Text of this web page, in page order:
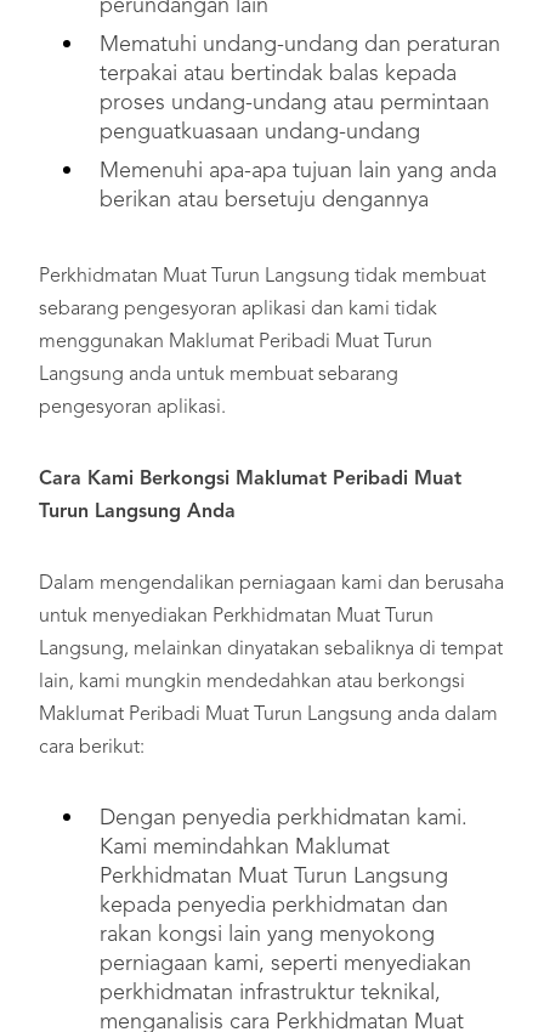
perundangan lain
Mematuhi undang-undang dan peraturan
terpakai atau bertindak balas kepada
proses undang-undang atau permintaan
penguatkuasaan undang-undang
Memenuhi apa-apa tujuan lain yang anda
berikan atau bersetuju dengannya
Perkhidmatan Muat Turun Langsung tidak membuat
sebarang pengesyoran aplikasi dan kami tidak
menggunakan Maklumat Peribadi Muat Turun
Langsung anda untuk membuat sebarang
pengesyoran aplikasi.
Cara Kami Berkongsi Maklumat Peribadi Muat
Turun Langsung Anda
Dalam mengendalikan perniagaan kami dan berusaha
untuk menyediakan Perkhidmatan Muat Turun
Langsung, melainkan dinyatakan sebaliknya di tempat
lain, kami mungkin mendedahkan atau berkongsi
Maklumat Peribadi Muat Turun Langsung anda dalam
cara berikut:
Dengan penyedia perkhidmatan kami.
Kami memindahkan Maklumat
Perkhidmatan Muat Turun Langsung
kepada penyedia perkhidmatan dan
rakan kongsi lain yang menyokong
perniagaan kami, seperti menyediakan
perkhidmatan infrastruktur teknikal,
menganalisis cara Perkhidmatan Muat